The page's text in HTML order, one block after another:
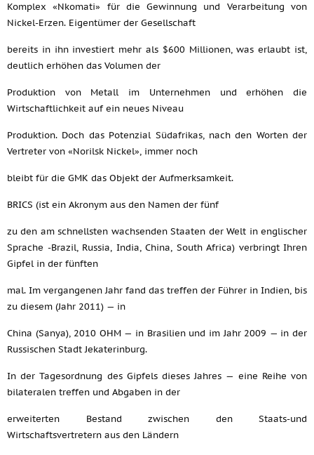
Komplex «Nkomati» für die Gewinnung und Verarbeitung von
Nickel-Erzen. Eigentümer der Gesellschaft
bereits in ihn investiert mehr als $600 Millionen, was erlaubt ist,
deutlich erhöhen das Volumen der
Produktion von Metall im Unternehmen und erhöhen die
Wirtschaftlichkeit auf ein neues Niveau
Produktion. Doch das Potenzial Südafrikas, nach den Worten der
Vertreter von «Norilsk Nickel», immer noch
bleibt für die GMK das Objekt der Aufmerksamkeit.
BRICS (ist ein Akronym aus den Namen der fünf
zu den am schnellsten wachsenden Staaten der Welt in englischer
Sprache -Brazil, Russia, India, China, South Africa) verbringt Ihren
Gipfel in der fünften
mal. Im vergangenen Jahr fand das treffen der Führer in Indien, bis
zu diesem (Jahr 2011) — in
China (Sanya), 2010 OHM — in Brasilien und im Jahr 2009 — in der
Russischen Stadt Jekaterinburg.
In der Tagesordnung des Gipfels dieses Jahres — eine Reihe von
bilateralen treffen und Abgaben in der
erweiterten Bestand zwischen den Staats-und
Wirtschaftsvertretern aus den Ländern